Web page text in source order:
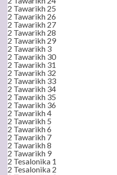
2 Tawarikh 25
2 Tawarikh 26
2 Tawarikh 27
2 Tawarikh 28
2 Tawarikh 29
2 Tawarikh 3
2 Tawarikh 30
2 Tawarikh 31
2 Tawarikh 32
2 Tawarikh 33
2 Tawarikh 34
2 Tawarikh 35
2 Tawarikh 36
2 Tawarikh 4
2 Tawarikh 5
2 Tawarikh 6
2 Tawarikh 7
2 Tawarikh 8
2 Tawarikh 9
2 Tesalonika 1
2 Tesalonika 2